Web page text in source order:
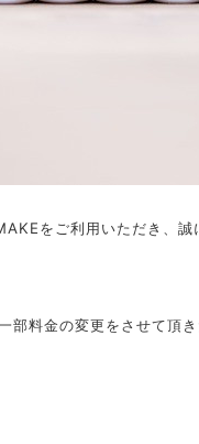
をご利用いただき、誠
部料金の変更をさせて頂き